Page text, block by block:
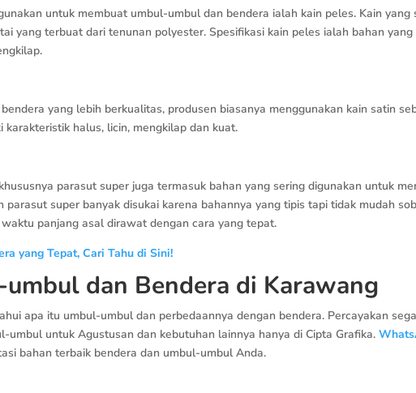
untuk membuat umbul-umbul dan bendera ialah kain peles. Kain yang
yang terbuat dari tenunan polyester. Spesifikasi kain peles ialah bahan yang
yang lebih berkualitas, produsen biasanya menggunakan kain satin
karakteristik halus, licin, mengkilap dan kuat.
parasut super juga termasuk bahan yang sering digunakan untuk
parasut super banyak disukai karena bahannya yang tipis tapi tidak mudah
panjang asal dirawat dengan cara yang tepat.
yang Tepat, Cari Tahu di Sini!
dan Bendera di Karawang
apa itu umbul-umbul dan perbedaannya dengan bendera. Percayakan
umbul untuk Agustusan dan kebutuhan lainnya hanya di Cipta Grafika.
bahan terbaik bendera dan umbul-umbul Anda.